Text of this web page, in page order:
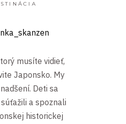
musíte vidieť,
Japonsko. My
Deti sa
a spoznali
historickej